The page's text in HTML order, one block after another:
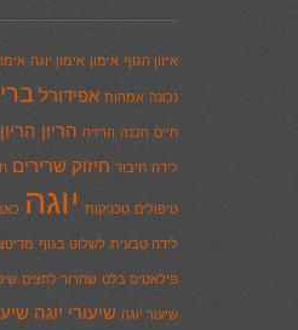
איזון הגוף אימון אימון יוגה
נכונה אמהות אפידורל
חיים הכנה הרזיה הריון
לידה חיבור חיזוק שרירים
טיפולים טכניקות יוגה
לידה טבעית לשלוט בגוף
פילאטיס בלט שחרור לחצים
שיעור יוגה שיעורי יוגה